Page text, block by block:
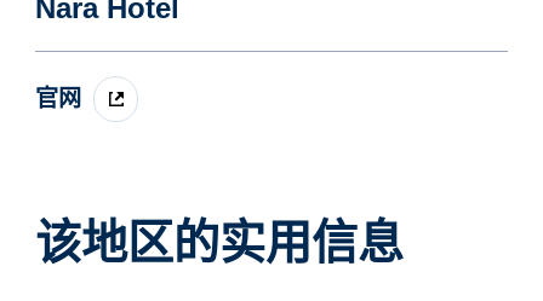
Nara Hotel
官网
该地区的实用信息